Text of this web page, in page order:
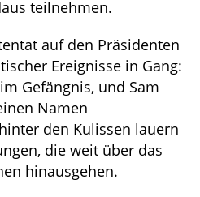
teilnehmen.
auf den Präsidenten
Ereignisse in Gang:
Gefängnis, und Sam
Namen
den Kulissen lauern
die weit über das
hinausgehen.